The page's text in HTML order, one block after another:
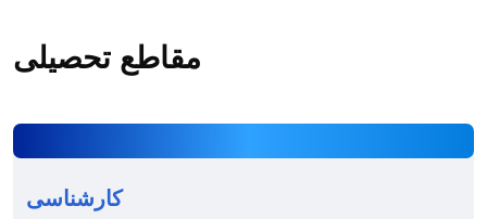
مقاطع تحصیلی
کارشناسی